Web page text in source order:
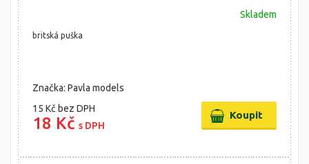
Skladem
britská puška
Značka: Pavla models
15 Kč bez DPH
18 Kč s DPH